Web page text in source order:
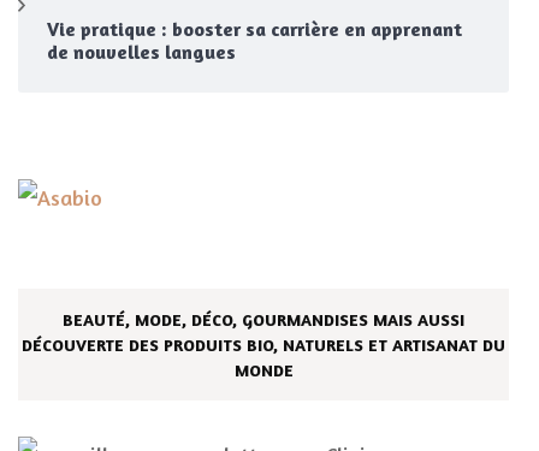
Vie pratique : booster sa carrière en apprenant
de nouvelles langues
BEAUTÉ, MODE, DÉCO, GOURMANDISES MAIS AUSSI
DÉCOUVERTE DES PRODUITS BIO, NATURELS ET ARTISANAT DU
MONDE